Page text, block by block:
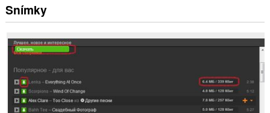
Toto
rozšírenie
prístup
k
vašim
dátam
niektorých
webových
stránkach.
Snímky